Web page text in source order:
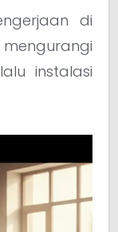
di
instalasi